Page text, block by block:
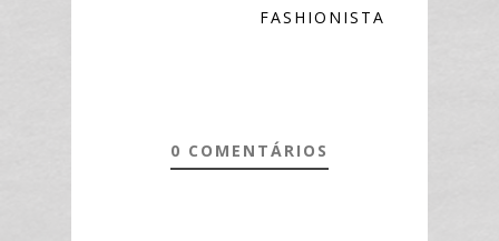
FASHIONISTA
0 COMENTÁRIOS